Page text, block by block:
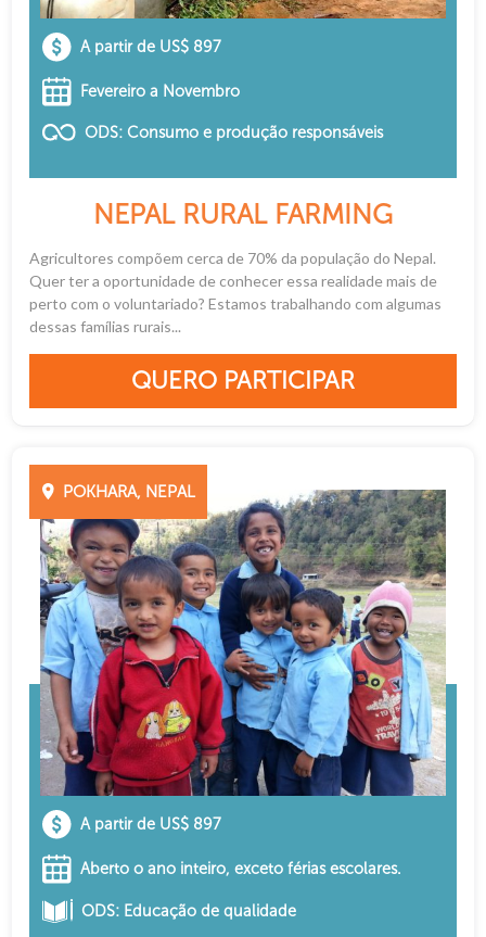
A partir de US$ 897
Fevereiro a Novembro
ODS: Consumo e produção responsáveis
NEPAL RURAL FARMING
Agricultores compõem cerca de 70% da população do Nepal.
Quer ter a oportunidade de conhecer essa realidade mais de
perto com o voluntariado? Estamos trabalhando com algumas
dessas famílias rurais...
QUERO PARTICIPAR
POKHARA, NEPAL
A partir de US$ 897
Aberto o ano inteiro, exceto férias escolares.
ODS: Educação de qualidade